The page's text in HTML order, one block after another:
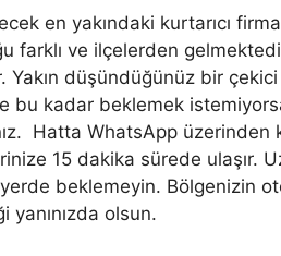
en yakındaki kurtarıcı
farklı ve ilçelerden
Yakın düşündüğünüz bir
bu kadar beklemek
Hatta WhatsApp
15 dakika sürede ulaşır.
beklemeyin. Bölgenizin
olsun.